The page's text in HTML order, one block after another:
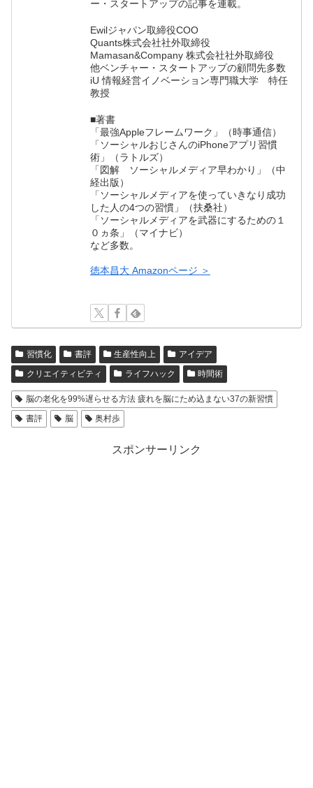
ー・スタートアップの記事を連載。
Ewilジャパン取締役COO
Quants株式会社社外取締役
Mamasan&Company 株式会社社外取締役
他ベンチャー・スタートアップの顧問先多数
iU 情報経営イノベーション専門職大学 特任
教授
■著書
「最強Appleフレームワーク」（時事通信）
「ソーシャルおじさんのiPhoneアプリ習慣
術」（ラトルズ）
「図解 ソーシャルメディア早わかり」（中
経出版）
「ソーシャルメディアを使っていきなり成功
した人の4つの習慣」（扶桑社）
「ソーシャルメディアを武器にするための１
０ヵ条」（マイナビ）
など多数。
徳本昌大 Amazonページ ＞
習慣化 書評 生産性向上
アイデア
クリエイティビティ
ライフハック 時間術
脳の老化を99%遅らせる方法 疲れを脳にため込まない37の新習慣
書評
脳 奥村歩
スポンサーリンク